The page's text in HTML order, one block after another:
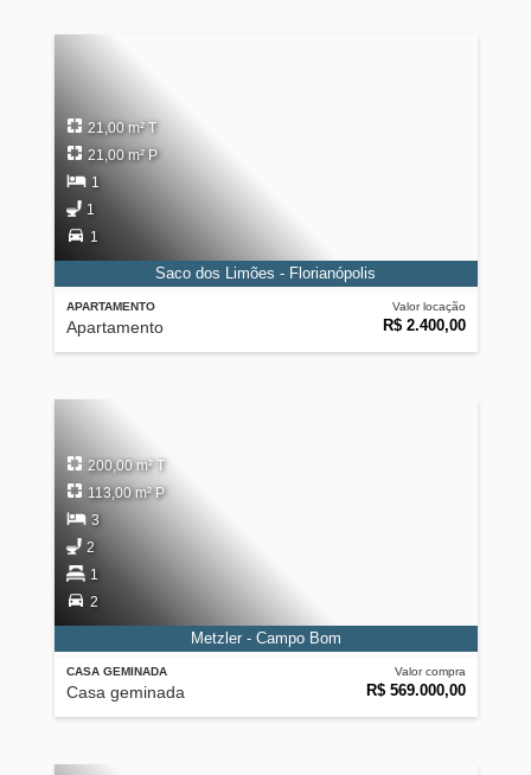
APARTAMENTO
Apartamento
Valor locação
R$ 2.400,00
21,00 m² T
21,00 m² P
1
1
1
Saco dos Limões - Florianópolis
CASA GEMINADA
Casa geminada
Valor compra
R$ 569.000,00
200,00 m² T
113,00 m² P
3
2
1
2
Metzler - Campo Bom